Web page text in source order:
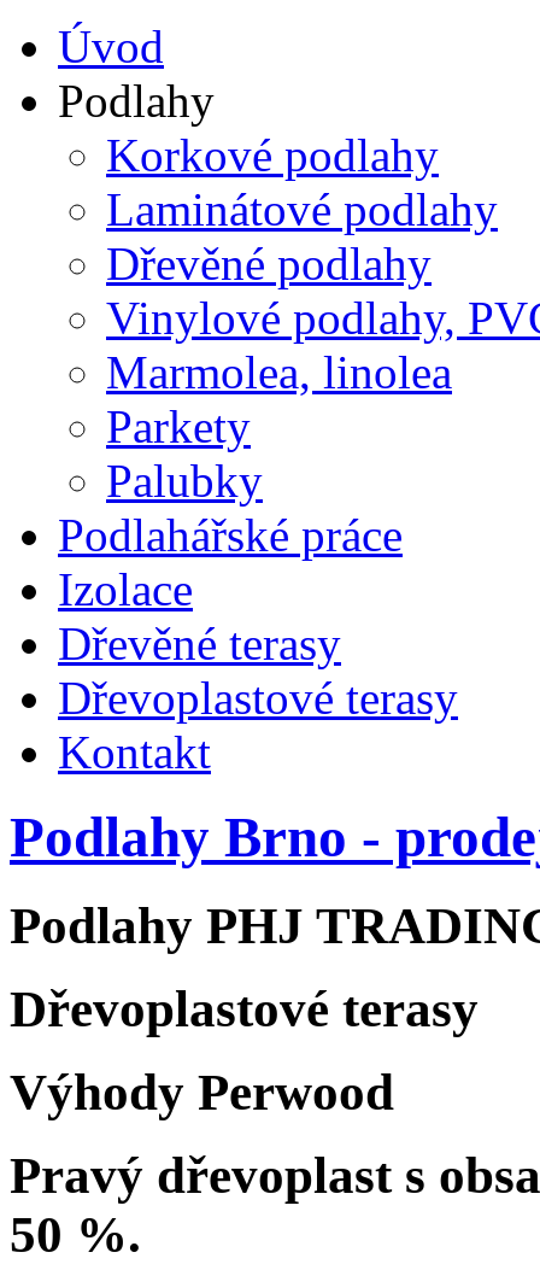
Úvod
Podlahy
Korkové podlahy
Laminátové podlahy
Dřevěné podlahy
Vinylové podlahy,
Marmolea, linolea
Parkety
Palubky
Podlahářské práce
Izolace
Dřevěné terasy
Dřevoplastové terasy
Kontakt
Podlahy Brno -
Podlahy PHJ
Dřevoplastové terasy
Výhody Perwood
Pravý dřevoplast s
50 %.